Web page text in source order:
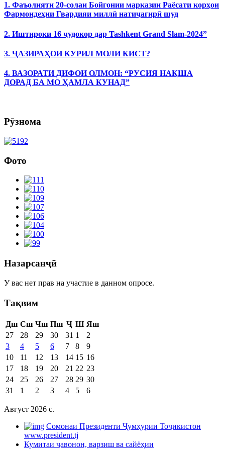
1. Фаъолияти 20-солаи Бойгонии марказии Раёсати корҳои
Фармондеҳии Гвардияи миллӣ натиҷагирӣ шуд
2. Иштироки 16 ҷудокор дар Tashkent Grand Slam-2024”
3. ҶАЗИРАҲОИ КУРИЛ МОЛИ КИСТ?
4. ВАЗОРАТИ ДИФОИ ОЛМОН: “РУСИЯ НАҚША
ДОРАД БА МО ҲАМЛА КУНАД”
Рӯзнома
Фото
Назарсанҷӣ
У вас нет прав на участие в данном опросе.
Тақвим
Дш Сш Чш Пш Ҷ Ш Яш
27
28 29 30 31 1
2
3
4 5 6 7 8
9
10
11 12 13 14 15 16
17
18 19 20 21 22 23
24
25 26 27 28 29 30
31
1 2 3 4 5 6
Август 2026 c.
Cомонаи Президенти Ҷумҳурии Тоҷикистон
www.president.tj
Кумитаи ҷавонон, варзиш ва сайёҳии